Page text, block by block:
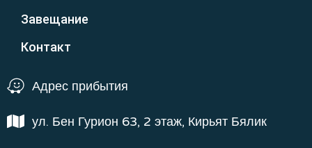
Завещание
Контакт
Адрес прибытия
ул. Бен Гурион 63, 2 этаж, Кирьят Бялик